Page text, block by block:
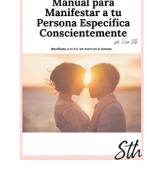
c
i
ó
n
:
Manual
Manifestar
Persona
Específica
Conscientemente-
Parte